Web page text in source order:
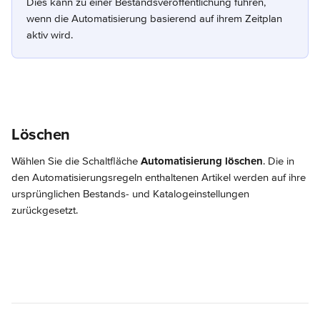
wenn die Automatisierung basierend auf ihrem Zeitplan
aktiv wird.
Löschen
Wählen Sie die Schaltfläche Automatisierung löschen. Die in
den Automatisierungsregeln enthaltenen Artikel werden auf ihre
ursprünglichen Bestands- und Katalogeinstellungen
zurückgesetzt.